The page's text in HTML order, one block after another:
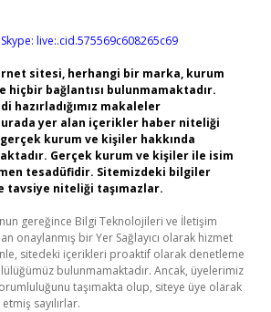
Skype: live:.cid.575569c608265c69
sitesi, herhangi bir marka, kurum
hiçbir bağlantısı bulunmamaktadır.
hazırladığımız makaleler
yer alan içerikler haber niteliği
kurum ve kişiler hakkında
Gerçek kurum ve kişiler ile isim
tesadüfidir. Sitemizdeki bilgiler
tavsiye niteliği taşımazlar.
gereğince Bilgi Teknolojileri ve İletişim
onaylanmış bir Yer Sağlayıcı olarak hizmet
sitedeki içerikleri proaktif olarak denetleme
bulunmamaktadır. Ancak, üyelerimiz
taşımakta olup, siteye üye olarak
sayılırlar.